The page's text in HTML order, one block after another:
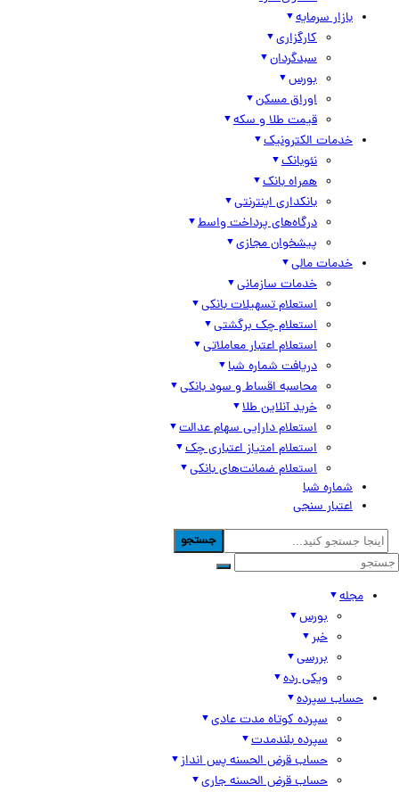
بازار سرمایه
کارگزاری
سبدگردان
بورس
اوراق مسکن
قیمت طلا و سکه
خدمات الکترونیک
نئوبانک
همراه بانک
بانکداری اینترنتی
درگاه‌های پرداخت واسط
پیشخوان مجازی
خدمات مالی
خدمات سازمانی
استعلام تسهیلات بانکی
استعلام چک برگشتی
استعلام اعتبار معاملاتی
دریافت شماره شبا
محاسبه اقساط و سود بانکی
خرید آنلاین طلا
استعلام دارایی سهام عدالت
استعلام امتیاز اعتباری چک
استعلام ضمانت‌های بانکی
شماره شبا
اعتبار سنجی
جستجو
مجله
بورس
خبر
بررسی
ویکی رده
حساب سپرده
سپرده کوتاه مدت عادی
سپرده بلندمدت
حساب قرض الحسنه پس انداز
حساب قرض الحسنه جاری